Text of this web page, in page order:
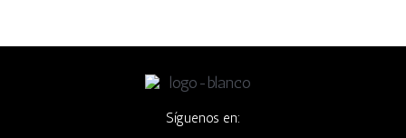
Síguenos en: